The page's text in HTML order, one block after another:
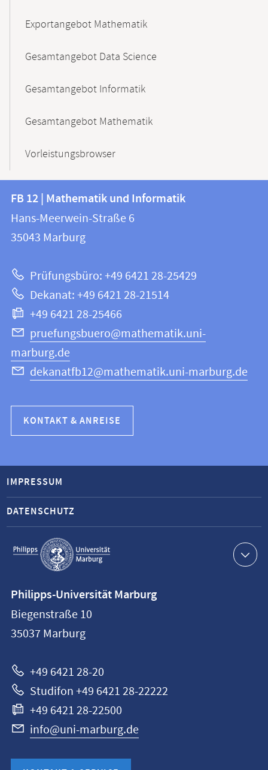
Exportangebot Mathematik
Gesamtangebot Data Science
Gesamtangebot Informatik
Gesamtangebot Mathematik
Vorleistungsbrowser
Kontakt
und
Informationen
Website
FB
12
|
und
Informatik
FB 12 | Mathematik und Informatik
Hans-Meerwein-Straße 6
35043 Marburg
Prüfungsbüro: +49 6421 28-25429
Dekanat: +49 6421 28-21514
+49 6421 28-25466
pruefungsbuero@mathematik.uni-
marburg.de
dekanatfb12@mathematik.uni-marburg.de
KONTAKT & ANREISE
Service-
Navigation
IMPRESSUM
DATENSCHUTZ
Philipps-
Universität
Marburg
Philipps-Universität Marburg
Biegenstraße 10
35037 Marburg
+49 6421 28-20
Studifon +49 6421 28-22222
+49 6421 28-22500
info@uni-marburg.de